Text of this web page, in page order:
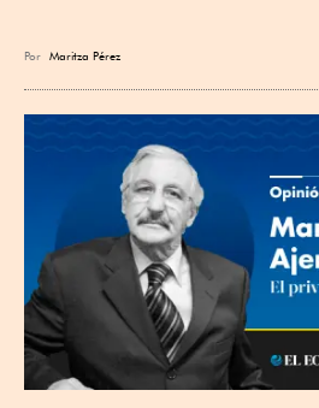
Por Maritza Pérez